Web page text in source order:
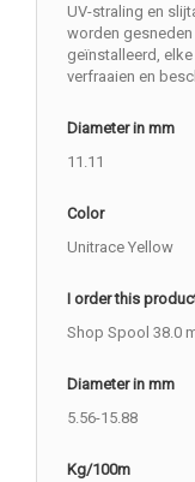
UV-straling en
worden gesneden
geïnstalleerd,
verfraaien en
Diameter in mm
11.11
Color
Unitrace Yellow
I order this
Shop Spool 38.0
Diameter in mm
5.56-15.88
Kg/100m